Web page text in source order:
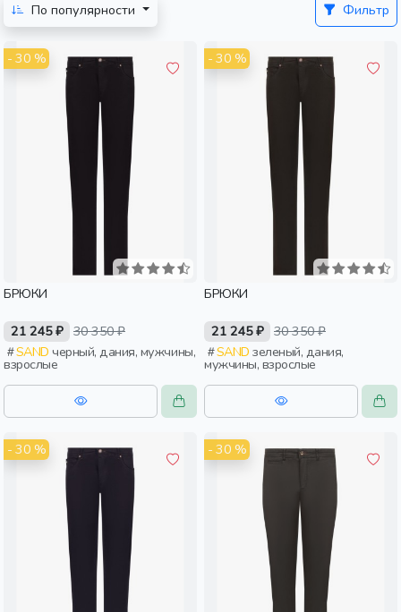
По популярности
Фильтр
- 30 %
БРЮКИ
21 245 ₽ 30 350 ₽
SAND черный, дания, мужчины,
взрослые
- 30 %
БРЮКИ
21 245 ₽ 30 350 ₽
SAND зеленый, дания,
мужчины, взрослые
- 30 % - 30 %